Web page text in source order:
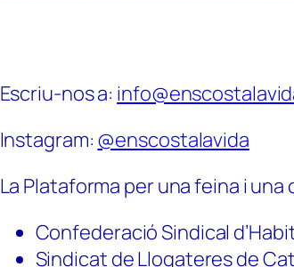
Escriu-nos a:
Instagram: @enscostalavida
La Plataforma per una feina i
Confederació Sindical
Sindicat de Llogateres de